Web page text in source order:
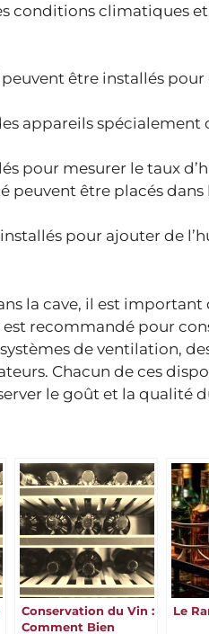
conditions climatiques
être installés
appareils spécialement
pour mesurer le taux
peuvent être placés
pour ajouter de
la cave, il est
recommandé pour
de ventilation,
Chacun de ces
le goût et la qualité
Conservation du Vin :
Comment Bien
Le